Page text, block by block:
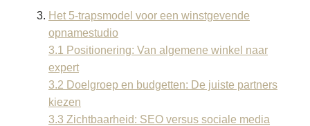
Het 5-trapsmodel voor een winstgevende
opnamestudio
3.1 Positionering: Van algemene winkel naar
expert
3.2 Doelgroep en budgetten: De juiste partners
kiezen
3.3 Zichtbaarheid: SEO versus sociale media